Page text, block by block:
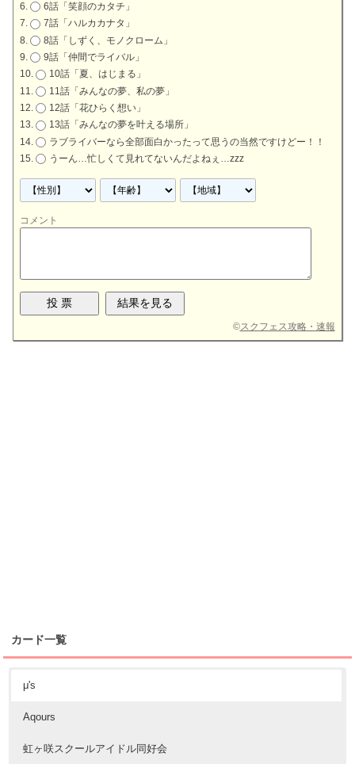
6話「笑顔のカタチ」
7話「ハルカカナタ」
8話「しずく、モノクローム」
9話「仲間でライバル」
10話「夏、はじまる」
11話「みんなの夢、私の夢」
12話「花ひらく想い」
13話「みんなの夢を叶える場所」
ラブライバーなら全部面白かったって思うの当然ですけどー！！
うーん…忙しくて見れてないんだよねぇ…zzz
コメント
©スクフェス攻略・速報
カード一覧
μ's
Aqours
虹ヶ咲スクールアイドル同好会